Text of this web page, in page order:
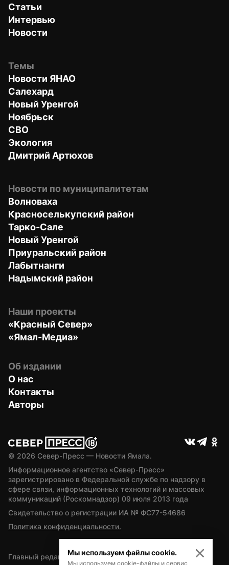
Статьи
Интервью
Новости
Темы
Новости ЯНАО
Салехард
Новый Уренгой
Ноябрьск
СВО
Экология
Дмитрий Артюхов
Новости по муниципалитетам
Волноваха
Красноселькупский район
Тарко-Сале
Новый Уренгой
Приуральский район
Лабытнанги
Надымский район
Наши проекты
«Красный Север»
«Ямал-Медиа»
Об издании
О нас
Контакты
Авторы
© 2026 Север-Пресс — Новости Ямала.
Информационное агентство «Север-Пресс»
зарегистрировано в Федеральной службе по надзору в
сфере связи, информационных технологий и массовых
коммуникаций (Роскомнадзор) 09 июля 2013 года
Свидетельство о регистрации ИА № ФС77-54686
Политика конфиденциальности.
Главный редактор — А.Л. Поздеев
Мы используем файлы cookie.
Мы используем cookie-файлы и сервис